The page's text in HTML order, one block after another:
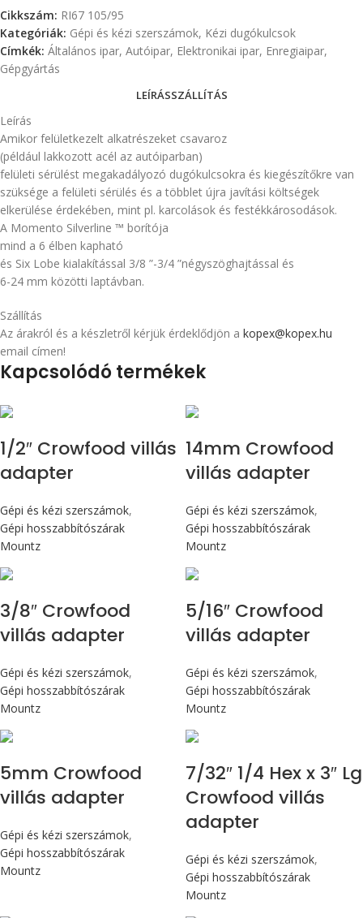
Cikkszám: RI67 105/95
Kategóriák: Gépi és kézi szerszámok, Kézi dugókulcsok
Címkék: Általános ipar, Autóipar, Elektronikai ipar, Enregiaipar,
Gépgyártás
LEÍRÁSSZÁLLÍTÁS
Leírás
Amikor felületkezelt alkatrészeket csavaroz
(például lakkozott acél az autóiparban)
felületi sérülést megakadályozó dugókulcsokra és kiegészítőkre van
szüksége a felületi sérülés és a többlet újra javítási költségek
elkerülése érdekében, mint pl. karcolások és festékkárosodások.
A Momento Silverline ™ borítója
mind a 6 élben kapható
és Six Lobe kialakítással 3/8 ”-3/4 ”négyszöghajtással és
6-24 mm közötti laptávban.
Szállítás
Az árakról és a készletről kérjük érdeklődjön a kopex@kopex.hu
email címen!
Kapcsolódó termékek
1/2″ Crowfood villás
adapter
Gépi és kézi szerszámok,
Gépi hosszabbítószárak
Mountz
14mm Crowfood
villás adapter
Gépi és kézi szerszámok,
Gépi hosszabbítószárak
Mountz
3/8″ Crowfood
villás adapter
Gépi és kézi szerszámok,
Gépi hosszabbítószárak
Mountz
5/16″ Crowfood
villás adapter
Gépi és kézi szerszámok,
Gépi hosszabbítószárak
Mountz
5mm Crowfood
villás adapter
Gépi és kézi szerszámok,
Gépi hosszabbítószárak
Mountz
7/32″ 1/4 Hex x 3″ Lg
Crowfood villás
adapter
Gépi és kézi szerszámok,
Gépi hosszabbítószárak
Mountz